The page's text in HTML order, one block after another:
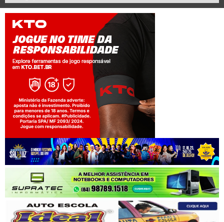
Jogue com responsabilidade. 18+